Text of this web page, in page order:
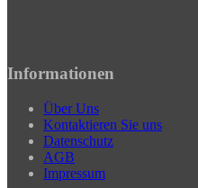
Informationen
Über Uns
Kontaktieren Sie uns
Datenschutz
AGB
Impressum